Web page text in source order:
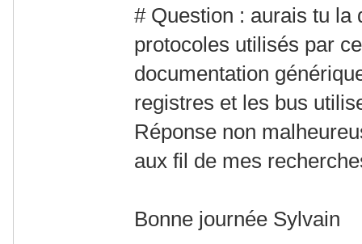
# Question : aurais tu la
protocoles utilisés par
documentation
registres et les bus
Réponse non
aux fil de mes
Bonne journée Sylvain